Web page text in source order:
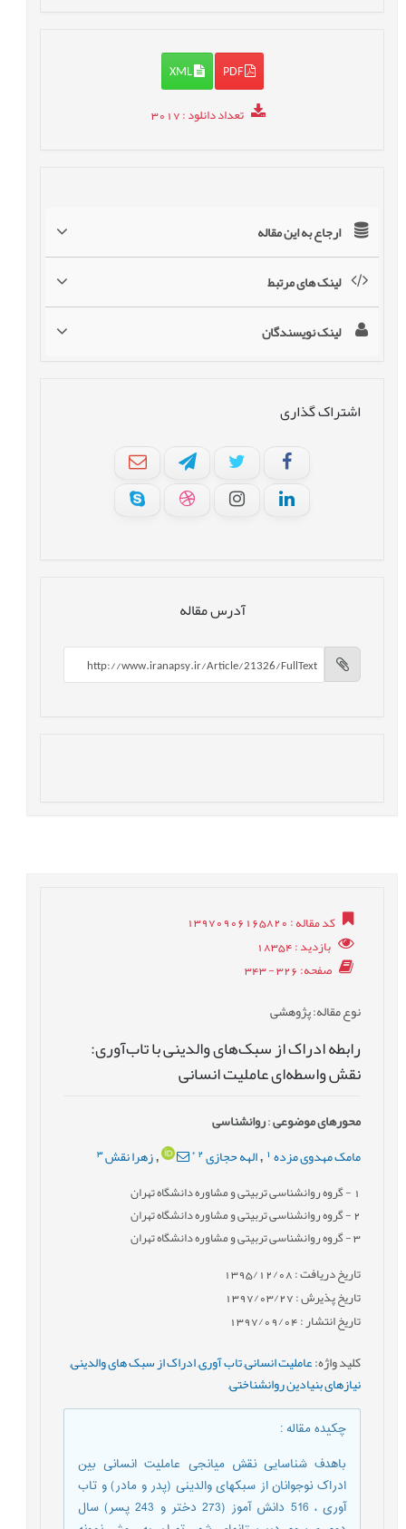
PDF
XML
تعداد دانلود: 3017
ارجاع به این مقاله
لینک های مرتبط
لینک نویسندگان
اشتراک گذاری
آدرس مقاله
کد مقاله: 13970906165820
بازدید: 18354
صفحه: 326 - 343
نوع مقاله: پژوهشی
رابطه ادراک از سبک‌های والدینی با تاب‌آوری:
نقش واسطه‌ای عاملیت انسانی
محورهای موضوعی:روانشناسی
مامک مهدوی مزده1
, الهه حجازی 2
*
,زهرا نقش 3
- گروه روانشناسی تربیتی و مشاوره دانشگاه تهران
2- گروه روانشناسی تربیتی و مشاوره دانشگاه تهران
3- گروه روانشناسی تربیتی و مشاوره دانشگاه تهران
تاریخ دریافت : 1395/12/08
تاریخ پذیرش : 1397/03/27
تاریخ انتشار : 1397/09/04
کلید واژه:عاملیت انسانی,تاب آوری,ادراک از سبک های والدینی,
نیازهای بنیادین روانشناختی,
چکیده مقاله:
باهدف شناسایی نقش میانجی عاملیت انسانی بین
ادراک نوجوانان از سبکهای والدینی (پدر و مادر) و تاب
آوری ، 516 دانش آموز (273 دختر و 243 پسر) سال